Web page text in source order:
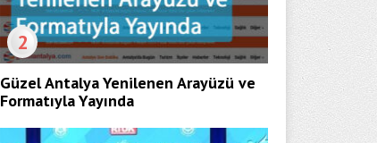
2
Güzel Antalya Yenilenen Arayüzü ve
Formatıyla Yayında